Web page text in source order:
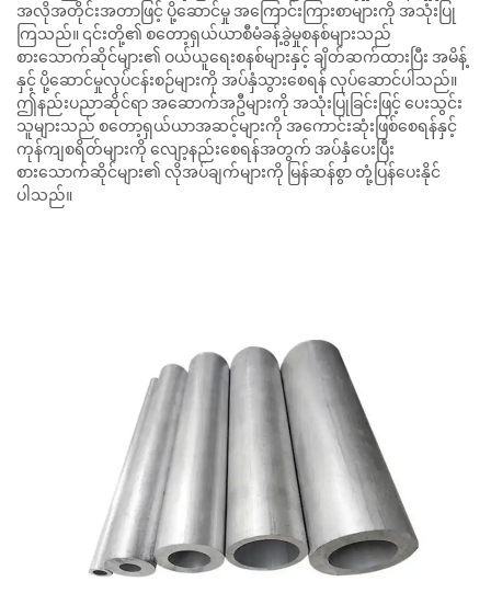
အလိုအတိုင်းအတာဖြင့် ပို့ဆောင်မှု အကြောင်းကြားစာများကို အသုံးပြု
ကြသည်။ ၎င်းတို့၏ စတော့ရှယ်ယာစီမံခန့်ခွဲမှုစနစ်များသည်
စားသောက်ဆိုင်များ၏ ဝယ်ယူရေးစနစ်များနှင့် ချိတ်ဆက်ထားပြီး အမိန့်
နှင့် ပို့ဆောင်မှုလုပ်ငန်းစဉ်များကို အပ်နှံသွားစေရန် လုပ်ဆောင်ပါသည်။
ဤနည်းပညာဆိုင်ရာ အဆောက်အဦများကို အသုံးပြုခြင်းဖြင့် ပေးသွင်း
သူများသည် စတော့ရှယ်ယာအဆင့်များကို အကောင်းဆုံးဖြစ်စေရန်နှင့်
ကုန်ကျစရိတ်များကို လျော့နည်းစေရန်အတွက် အပ်နှံပေးပြီး
စားသောက်ဆိုင်များ၏ လိုအပ်ချက်များကို မြန်ဆန်စွာ တုံ့ပြန်ပေးနိုင်
ပါသည်။